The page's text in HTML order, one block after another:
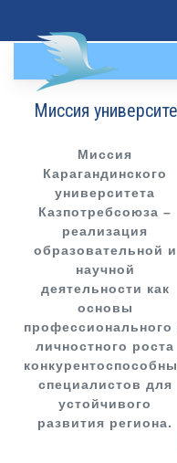
Миссия
Миссия
Карагандинского
университета
Казпотребсоюза –
реализация
образовательной и
научной
деятельности как
основы
профессионального
личностного роста
специалистов для
устойчивого
развития региона.